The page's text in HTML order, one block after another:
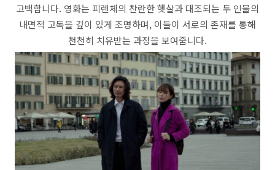
고백합니다. 영화는 피렌체의 찬란한 햇살과 대조되는 두 인물의
내면적 고독을 깊이 있게 조명하며, 이들이 서로의 존재를 통해
천천히 치유받는 과정을 보여줍니다.